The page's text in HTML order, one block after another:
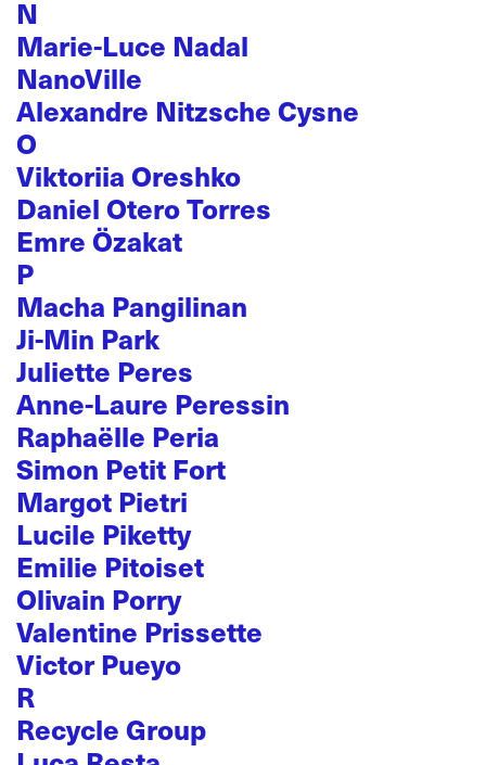
N
Marie-Luce Nadal
NanoVille
Alexandre Nitzsche Cysne
O
Viktoriia Oreshko
Daniel Otero Torres
Emre Özakat
P
Macha Pangilinan
Ji-Min Park
Juliette Peres
Anne-Laure Peressin
Raphaëlle Peria
Simon Petit Fort
Margot Pietri
Lucile Piketty
Emilie Pitoiset
Olivain Porry
Valentine Prissette
Victor Pueyo
R
Recycle Group